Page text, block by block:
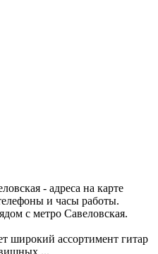
- адреса на карте
и часы работы.
с метро Савеловская.
широкий ассортимент гитар